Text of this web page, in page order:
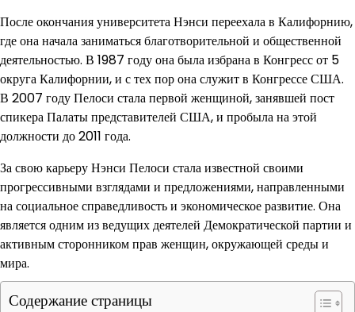
После окончания университета Нэнси переехала в Калифорнию,
где она начала заниматься благотворительной и общественной
деятельностью. В 1987 году она была избрана в Конгресс от 5
округа Калифорнии, и с тех пор она служит в Конгрессе США.
В 2007 году Пелоси стала первой женщиной, занявшей пост
спикера Палаты представителей США, и пробыла на этой
должности до 2011 года.
За свою карьеру Нэнси Пелоси стала известной своими
прогрессивными взглядами и предложениями, направленными
на социальное справедливость и экономическое развитие. Она
является одним из ведущих деятелей Демократической партии и
активным сторонником прав женщин, окружающей среды и
мира.
Содержание страницы